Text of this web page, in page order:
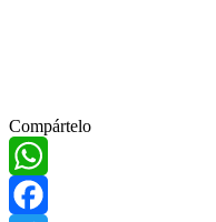
Compártelo
WhatsApp